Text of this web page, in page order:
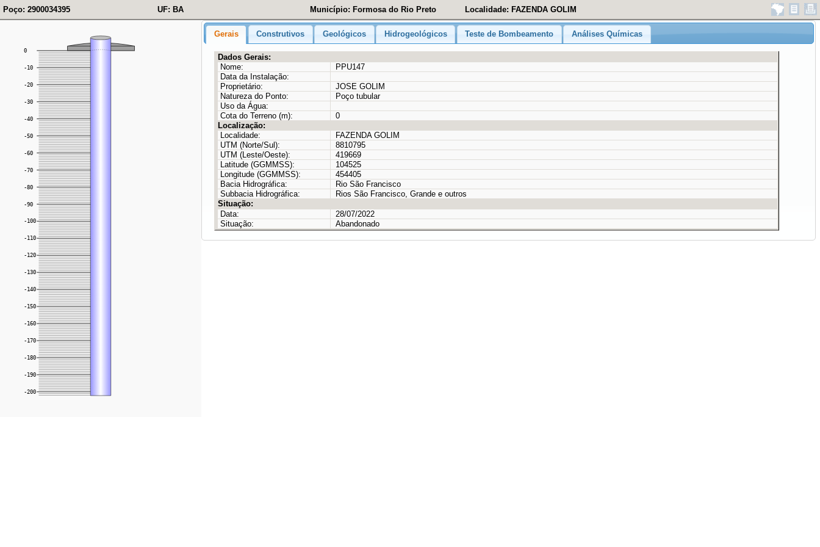
Poço: 2900034395 UF: BA Município: Formosa do Rio Preto Localidade: FAZENDA GOLIM
Gerais Construtivos Geológicos Hidrogeológicos Teste de Bombeamento Análises Químicas
Dados Gerais:
Nome:
PPU147
Data da Instalação:
Proprietário:
JOSE GOLIM
Natureza do Ponto:
Poço tubular
Uso da Água:
Cota do Terreno (m):
0
Localização:
Localidade:
FAZENDA GOLIM
UTM (Norte/Sul):
8810795
UTM (Leste/Oeste):
419669
Latitude (GGMMSS):
104525
Longitude (GGMMSS):
454405
Bacia Hidrográfica:
Rio São Francisco
Subbacia Hidrográfica:
Rios São Francisco, Grande e outros
Situação:
Data:
28/07/2022
Situação:
Abandonado